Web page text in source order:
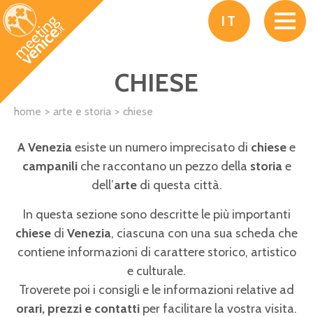
Salta al contenuto principale
IT
CHIESE
home arte e storia chiese
A Veneziaesiste un numero imprecisato di chiesee
campanili che raccontano un pezzo della storiae
dell’artedi questa città.
In questa sezione sono descritte le più importanti
chiese di Venezia, ciascuna con una sua scheda che
contiene informazioni di carattere storico, artistico
e culturale.
Troverete poi i consigli e le informazioni relative ad
orari, prezzi e contatti per facilitare la vostra visita.